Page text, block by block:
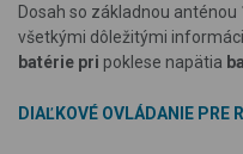
Dosah so základnou
všetkými dôležitými
batérie pri poklese napätia
DIAĽKOVÉ OVLÁDANIE PRE